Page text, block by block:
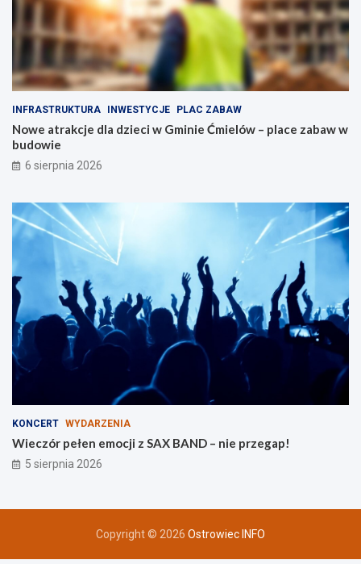
r
a
c
j
d
l
a
r
z
i
n
m
n
p
ę
z
i
e
INFRASTRUKTURA INWESTYCJE PLAC ZABAW
Nowe atrakcje dla dzieci w Gminie Ćmielów – place zabaw w
budowie
6 sierpnia 2026
KONCERT WYDARZENIA
Wieczór pełen emocji z SAX BAND – nie przegap!
5 sierpnia 2026
Copyright © 2026 Ostrowiec INFO